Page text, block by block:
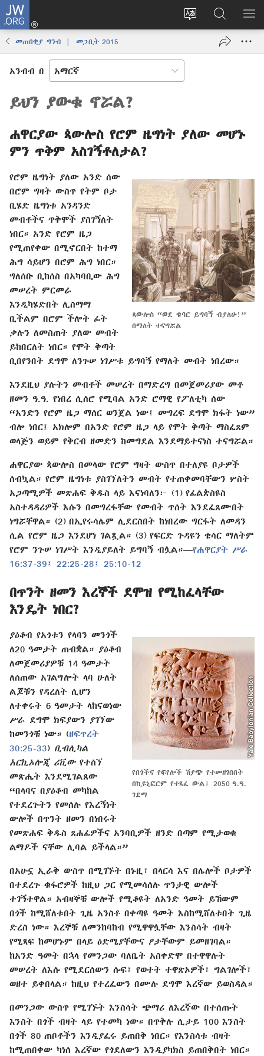
JW.ORG
የድረ
ግባ
(አዲስ
JW.ORG
ላይ
መፈለጊያ
መጠበቂያ ግንብ | መጋቢት 2015
አንብብ በ
ይህን ያውቁ ኖሯል?
ሐዋርያው ጳውሎስ የሮም ዜግነት ያለው መሆኑ
ምን ጥቅም አስገኝቶለታል?
ጳውሎስ “ወደ ቄሳር ይግባኝ ብያለሁ!”
በማለት ተናግሯል
የሮም ዜግነት ያለው አንድ ሰው
በሮም ግዛት ውስጥ የትም ቦታ
ቢሄድ ዜግነቱ አንዳንድ
መብቶችና ጥቅሞች ያስገኝለት
ነበር። አንድ የሮም ዜጋ
የሚጠየቀው በሚኖርበት ከተማ
ሕግ ሳይሆን በሮም ሕግ ነበር።
ግለሰቡ ቢከሰስ በአካባቢው ሕግ
መሠረት ምርመራ
እንዲካሄድበት ሊስማማ
ቢችልም በሮም ችሎት ፊት
ቃሉን ለመስጠት ያለው መብት
ይከበርለት ነበር። የሞት ቅጣት
ቢበየንበት ደግሞ ለንጉሠ ነገሥቱ ይግባኝ የማለት መብት ነበረው።
እንደዚህ ያሉትን መብቶች መሠረት በማድረግ በመጀመሪያው መቶ
ዘመን ዓ.ዓ. የነበረ ሲሰሮ የሚባል አንድ ሮማዊ የፖለቲካ ሰው
“አንድን የሮም ዜጋ ማሰር ወንጀል ነው፤ መግረፍ ደግሞ ክፋት ነው”
ብሎ ነበር፤ አክሎም በአንድ የሮም ዜጋ ላይ የሞት ቅጣት ማስፈጸም
ወላጅን ወይም የቅርብ ዘመድን ከመግደል እንደማይተናነስ ተናግሯል።
ሐዋርያው ጳውሎስ በመላው የሮም ግዛት ውስጥ በተለያዩ ቦታዎች
ሰብኳል። የሮም ዜግነቱ ያስገኘለትን መብት የተጠቀመባቸውን ሦስት
አጋጣሚዎች መጽሐፍ ቅዱስ ላይ እናነባለን፦ (1) የፊልጵስዩስ
አስተዳዳሪዎች እሱን በመግረፋቸው የመብት ጥሰት እንደፈጸሙበት
ነግሯቸዋል። (2) በኢየሩሳሌም ሊደርስበት ከነበረው ግርፋት ለመዳን
ሲል የሮም ዜጋ እንደሆነ ገልጿል። (3) የፍርድ ጉዳዩን ቄሳር ማለትም
የሮም ንጉሠ ነገሥት እንዲያይለት ይግባኝ ብሏል።—የሐዋርያት ሥራ
16:37-39፤
22:25-28፤ 25:10-12
በጥንት ዘመን እረኞች ደሞዝ የሚከፈላቸው
እንዴት ነበር?
የበጎችና የፍየሎች ሽያጭ የተመዘገበበት
በኪዩኒፎርም የተጻፈ ውል፣ 2050 ዓ.ዓ.
ገደማ
ያዕቆብ የአጎቱን የላባን መንጎች
ለ20 ዓመታት ጠብቋል። ያዕቆብ
ለመጀመሪያዎቹ 14 ዓመታት
ለሰጠው አገልግሎት ላባ ሁለት
ልጆቹን የዳረለት ሲሆን
ለተቀሩት 6 ዓመታት ላከናወነው
ሥራ ደግሞ ክፍያውን ያገኘው
ከመንጎቹ ነው። (ዘፍጥረት
30:25-33) ቢብሊካል
አርኪኦሎጂ ሪቪው የተሰኘ
መጽሔት እንደሚገልጸው
“በላባና በያዕቆብ መካከል
የተደረጉትን የመሰሉ የእረኝነት
ውሎች በጥንት ዘመን በነበሩት
የመጽሐፍ ቅዱስ ጸሐፊዎችና አንባቢዎች ዘንድ በጣም የሚታወቁ
ልማዶች ናቸው ሊባል ይችላል።”
በአሁኗ ኢራቅ ውስጥ በሚገኙት በኑዚ፣ በላርሳ እና በሌሎች ቦታዎች
በተደረጉ ቁፋሮዎች ከዚህ ጋር የሚመሳሰሉ ጥንታዊ ውሎች
ተገኝተዋል። አብዛኞቹ ውሎች የሚቆዩት ለአንድ ዓመት ይኸውም
በጎች ከሚሸለቱበት ጊዜ አንስቶ በቀጣዩ ዓመት እስከሚሸለቱበት ጊዜ
ድረስ ነው። እረኞቹ ለመንከባከብ የሚዋዋሏቸው እንስሳት ብዛት
የሚጻፍ ከመሆኑም በላይ ዕድሜያቸውና ፆታቸውም ይመዘገባል።
ከአንድ ዓመት በኋላ የመንጋው ባለቤት አስቀድሞ በተዋዋሉት
መሠረት ለእሱ የሚደርሰውን ሱፍ፣ የወተት ተዋጽኦዎች፣ ግልገሎች፣
ወዘተ ይቀበላል። ከዚህ የተረፈውን በሙሉ ደግሞ እረኛው ይወስዳል።
በመንጋው ውስጥ የሚገኙት እንስሳት ጭማሪ ለእረኛው በተሰጡት
እንስት በጎች ብዛት ላይ የተመካ ነው። በጥቅሉ ሲታይ 100 እንስት
በጎች 80 ጠቦቶችን እንዲያፈሩ ይጠበቅ ነበር። የእንስሳቱ ብዛት
ከሚጠበቀው ካነሰ እረኛው የጎደለውን እንዲያካክስ ይጠበቅበት ነበር።